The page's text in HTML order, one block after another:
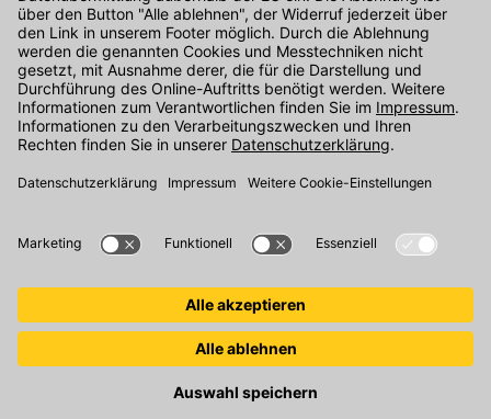
Unser Onlineshop Team ist montags bis freitags von 08:00 - 17:00
Uhr unter der Telefonnummer07071 / 151-151 für Sie erreichbar.
Alternativ können Sie unser Kontaktformular nutzen.
Den Kontakt direkt in unsere Niederlassungen finden Sie hier.
Oder über unseren Chat .